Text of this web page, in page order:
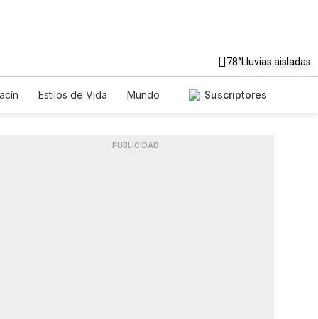
78°Lluvias aisladas
Estilos de Vida
Mundo
Suscriptores
PUBLICIDAD